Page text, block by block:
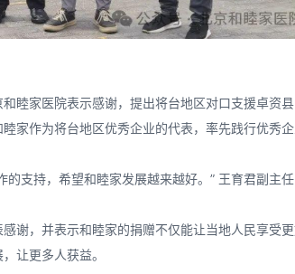
睦家医院表示感谢，提出将台地区对口支援卓资县
家作为将台地区优秀企业的代表，率先践行优秀
的支持，希望和睦家发展越来越好。” 王育君副主任
谢，并表示和睦家的捐赠不仅能让当地人民享受
让更多人获益。